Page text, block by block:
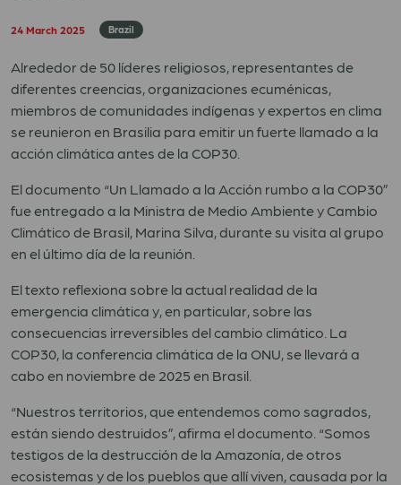
24 March 2025 Brazil
Alrededor de 50 líderes religiosos, representantes de
diferentes creencias, organizaciones ecuménicas,
miembros de comunidades indígenas y expertos en clima
se reunieron en Brasilia para emitir un fuerte llamado a la
acción climática antes de la COP30.
El documento “Un Llamado a la Acción rumbo a la COP30”
fue entregado a la Ministra de Medio Ambiente y Cambio
Climático de Brasil, Marina Silva, durante su visita al grupo
en el último día de la reunión.
El texto reflexiona sobre la actual realidad de la
emergencia climática y, en particular, sobre las
consecuencias irreversibles del cambio climático. La
COP30, la conferencia climática de la ONU, se llevará a
cabo en noviembre de 2025 en Brasil.
“Nuestros territorios, que entendemos como sagrados,
están siendo destruidos”, afirma el documento. “Somos
testigos de la destrucción de la Amazonía, de otros
ecosistemas y de los pueblos que allí viven, causada por la